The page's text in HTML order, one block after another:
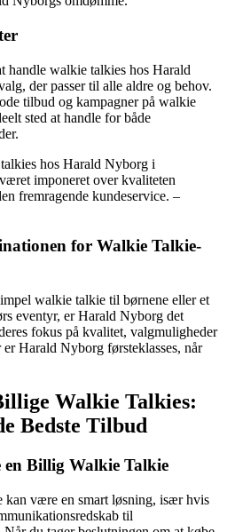
handle walkie talkies hos Harald
der passer til alle aldre og behov.
tilbud og kampagner på walkie
sted at handle for både
hos Harald Nyborg i
imponeret over kvaliteten
fremragende kundeservice. –
for Walkie Talkie-
walkie talkie til børnene eller et
eventyr, er Harald Nyborg det
fokus på kvalitet, valgmuligheder
Harald Nyborg førsteklasses, når
Walkie Talkies:
Bedste Tilbud
en Billig Walkie Talkie
kan være en smart løsning, især hvis
til